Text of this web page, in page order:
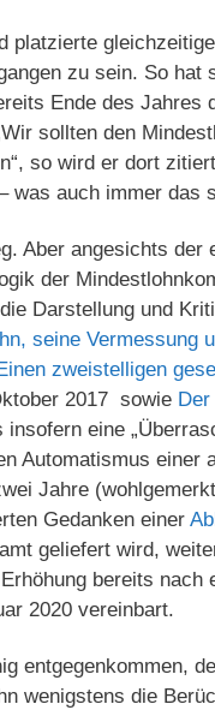
platzierte
zu sein. So hat
Ende des Jahres
sollten den
so wird er dort
was auch immer das
Aber angesichts der
der
Darstellung und
seine Vermessung
zweistelligen
2017 sowie
eine
Automatismus einer
Jahre
Gedanken einer
geliefert wird,
bereits nach
2020 vereinbart.
entgegenkommen,
wenigstens die